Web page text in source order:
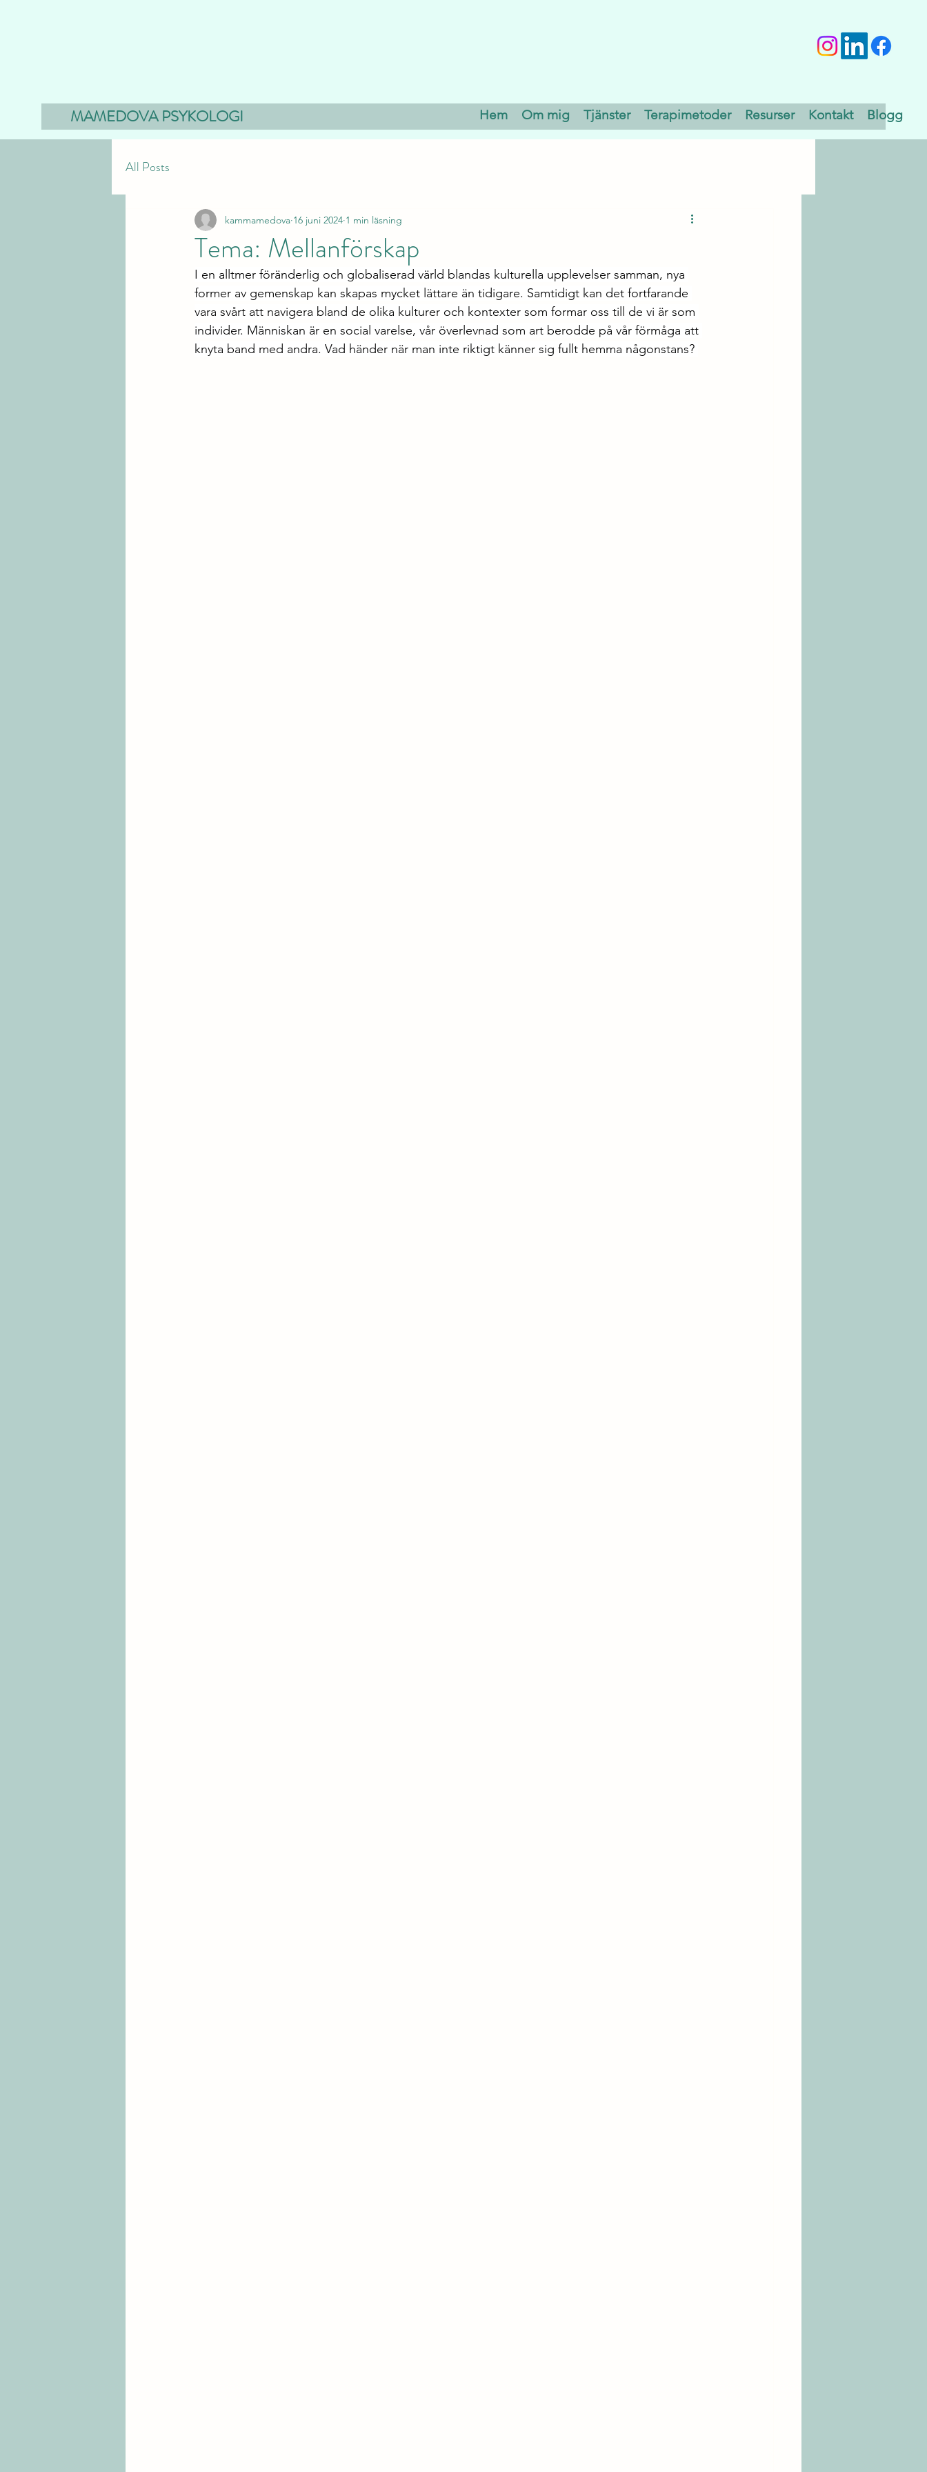
MAMEDOVA PSYKOLOGI Hem Om mig Tjänster Terapimetoder Resurser Kontakt Blogg
All Posts
Tema: Mellanförskap
kammamedova 16 juni 2024 1 min läsning
I en alltmer föränderlig och globaliserad värld blandas kulturella upplevelser samman, nya
former av gemenskap kan skapas mycket lättare än tidigare. Samtidigt kan det fortfarande
vara svårt att navigera bland de olika kulturer och kontexter som formar oss till de vi är som
individer. Människan är en social varelse, vår överlevnad som art berodde på vår förmåga att
knyta band med andra. Vad händer när man inte riktigt känner sig fullt hemma någonstans?